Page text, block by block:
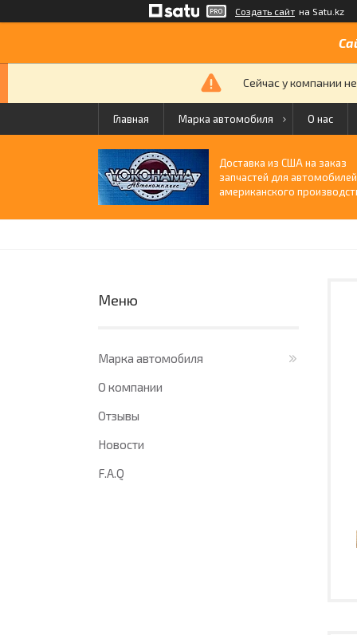
Создать сайт на Satu.kz
Сейчас у компании
Главная Марка автомобиля О нас
Доставка из США на заказ
запчастей для автомобилей
американского
Марка автомобиля
О компании
Отзывы
Новости
F.A.Q